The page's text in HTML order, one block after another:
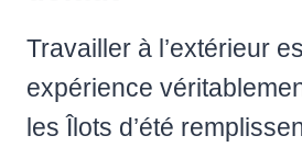
Travailler à l’extérieur
expérience
les Îlots d’été